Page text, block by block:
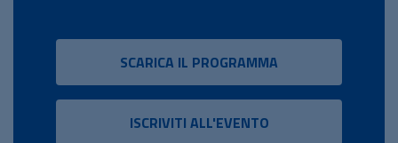
SCARICA IL PROGRAMMA
ISCRIVITI ALL'EVENTO